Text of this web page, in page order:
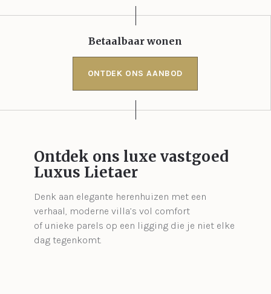
Betaalbaar wonen
ONTDEK ONS AANBOD
Ontdek ons luxe vastgoed
Luxus Lietaer
Denk aan elegante herenhuizen met een
verhaal, moderne villa’s vol comfort
of unieke parels op een ligging die je niet elke
dag tegenkomt.